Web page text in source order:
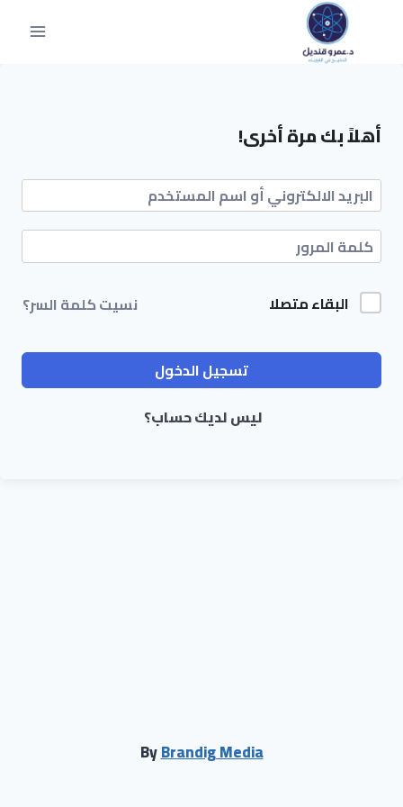
أهلاً بك مرة أخرى!
البقاء متصلا نسيت كلمة السر؟
تسجيل الدخول
ليس لديك حساب؟
ByBrandig Media